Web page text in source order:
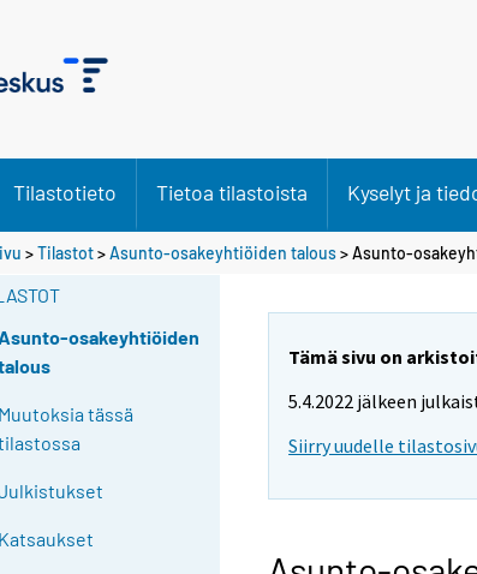
Tilastotieto Tietoa tilastoista Kyselyt ja
>Tilastot>Asunto-osakeyhtiöiden talous> Asunto-
osakeyhtiöiden
Muutoksia tässä
Katsaukset
Tämä sivu on
5.4.2022 jälkeen
Siirry uudelle